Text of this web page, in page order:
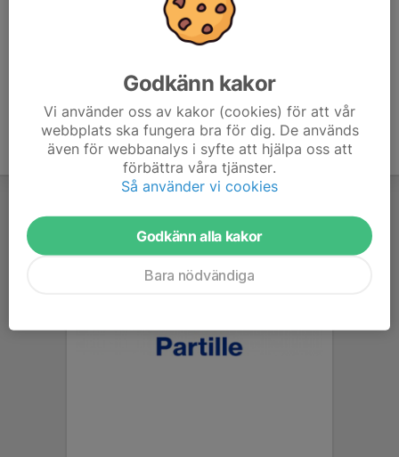
Godkänn kakor
Vi använder oss av kakor (cookies) för att vår
webbplats ska fungera bra för dig. De används
även för webbanalys i syfte att hjälpa oss att
förbättra våra tjänster.
Så använder vi cookies
Godkänn alla kakor
Bara nödvändiga